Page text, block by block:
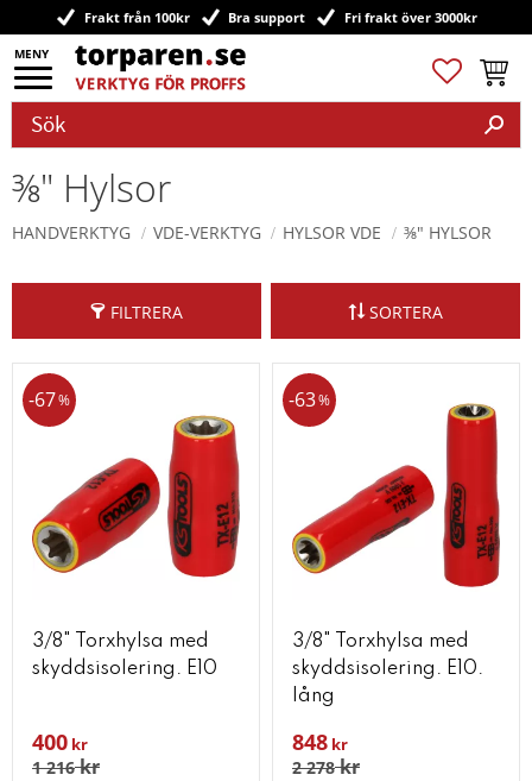
Meny
Frakt från 100kr Bra support Fri frakt över 3000kr
Favoriter
⅜" Hylsor
HANDVERKTYG VDE-VERKTYG HYLSOR VDE ⅜" HYLSOR
FILTRERA SORTERA
3/8" Torxhylsa med
skyddsisolering. E10
400 kr
1 216kr
67%
3/8" Torxhylsa med
skyddsisolering. E10.
lång
848 kr
2 278kr
63%